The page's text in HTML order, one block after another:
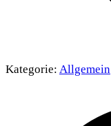
Kategorie: Allgemein